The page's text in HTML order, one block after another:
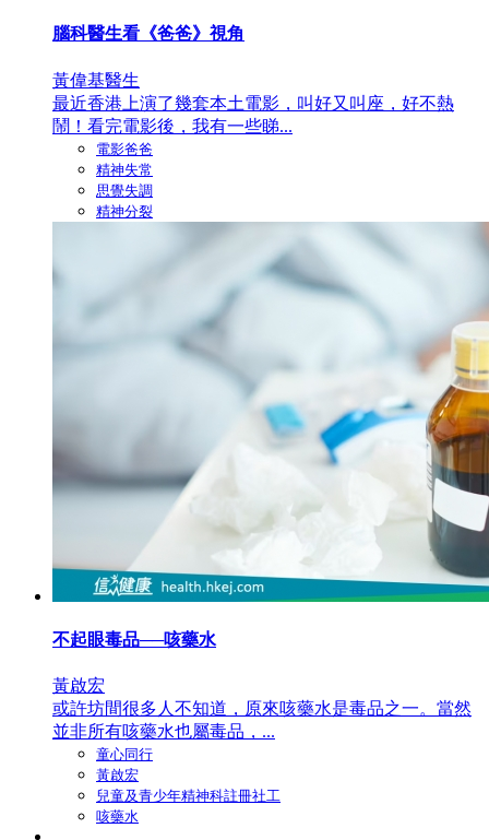
腦科醫生看《爸爸》視角
黃偉基醫生
最近香港上演了幾套本土電影，叫好又叫座，好不熱
鬧！看完電影後，我有一些睇...
電影爸爸
精神失常
思覺失調
精神分裂
不起眼毒品──咳藥水
黃啟宏
或許坊間很多人不知道，原來咳藥水是毒品之一。當然
並非所有咳藥水也屬毒品，...
童心同行
黃啟宏
兒童及青少年精神科註冊社工
咳藥水